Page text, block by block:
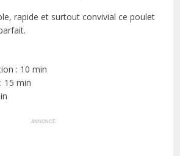
rapide et surtout convivial ce poulet
: 10 min
15 min
ANNONCE